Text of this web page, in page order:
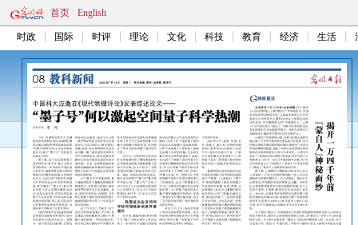
首页 English
时政 国际 时评 理论 文化 科技 教育 经济 生活